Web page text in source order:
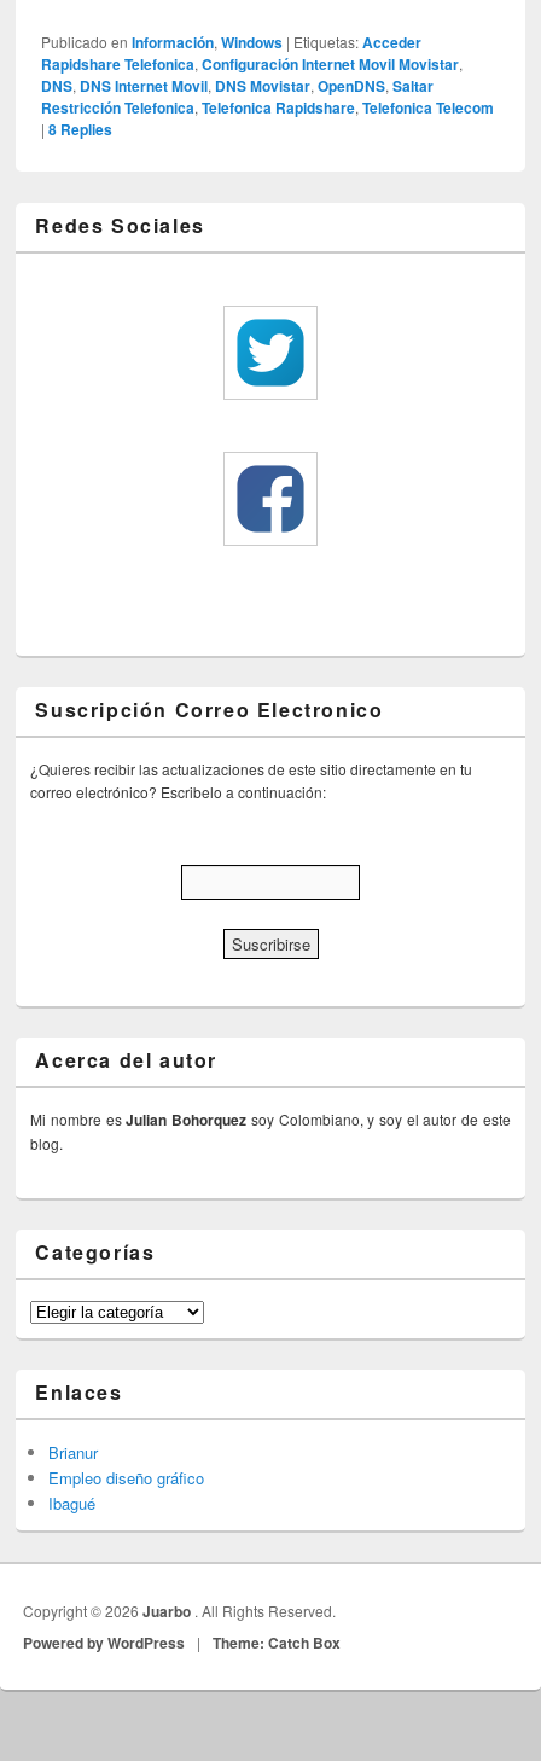
Publicado en Información,Windows | Etiquetas: Acceder
Rapidshare Telefonica,Configuración Internet Movil Movistar,
DNS, DNS Internet Movil, DNS Movistar,OpenDNS,Saltar
Restricción Telefonica,Telefonica Rapidshare,Telefonica Telecom
|8 Replies
Redes Sociales
Suscripción Correo Electronico
¿Quieres recibir las actualizaciones de este sitio directamente en tu
correo electrónico? Escribelo a continuación:
Acerca del autor
Mi nombre esJulian Bohorquez soy Colombiano, y soy el autor de este
blog.
Categorías
Categorías
Enlaces
Brianur
Empleo diseño gráfico
Ibagué
Copyright © 2026Juarbo . All Rights Reserved.
Powered by WordPress | Theme: Catch Box